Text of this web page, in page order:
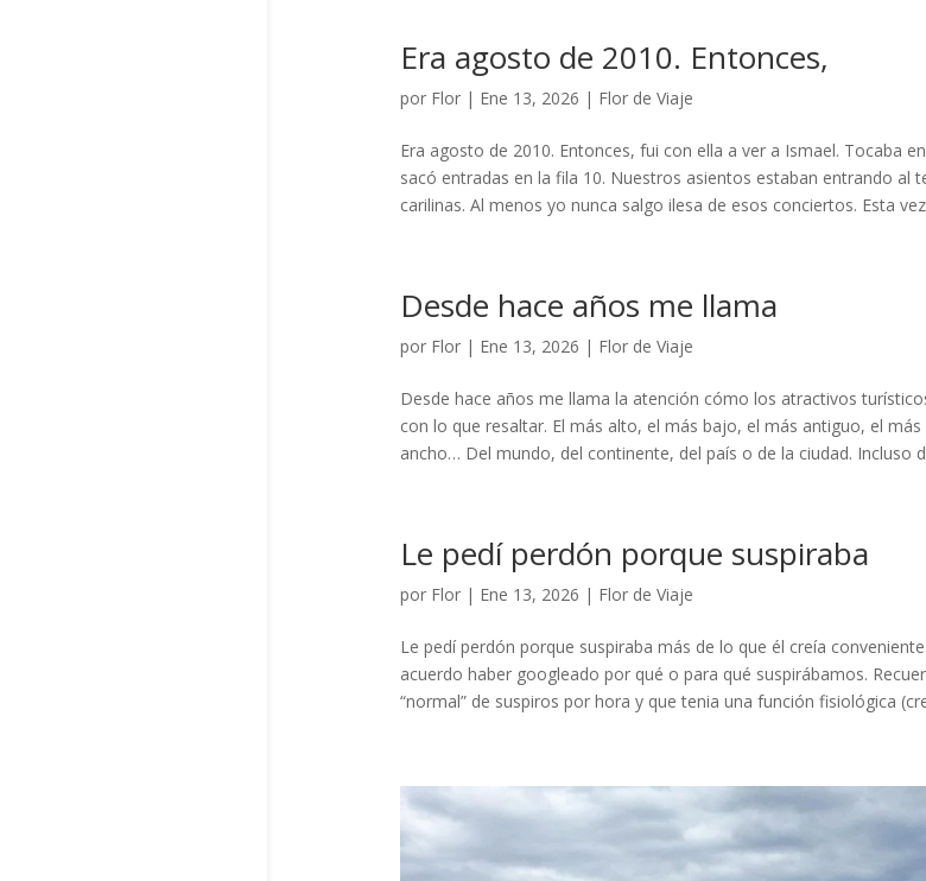
Era agosto de 2010. Entonces,
por Flor| Ene 13, 2026 | Flor de Viaje
Era agosto de 2010. Entonces, fui con ella a ver a Ismael. Tocaba
sacó entradas en la fila 10. Nuestros asientos estaban entrando al
carilinas. Al menos yo nunca salgo ilesa de esos conciertos. Esta
Desde hace años me llama
por Flor| Ene 13, 2026 | Flor de Viaje
Desde hace años me llama la atención cómo los atractivos
con lo que resaltar. El más alto, el más bajo, el más antiguo, el
ancho… Del mundo, del continente, del país o de la ciudad. Incluso
Le pedí perdón porque suspiraba
por Flor| Ene 13, 2026 | Flor de Viaje
Le pedí perdón porque suspiraba más de lo que él creía
acuerdo haber googleado por qué o para qué suspirábamos.
“normal” de suspiros por hora y que tenia una función fisiológica